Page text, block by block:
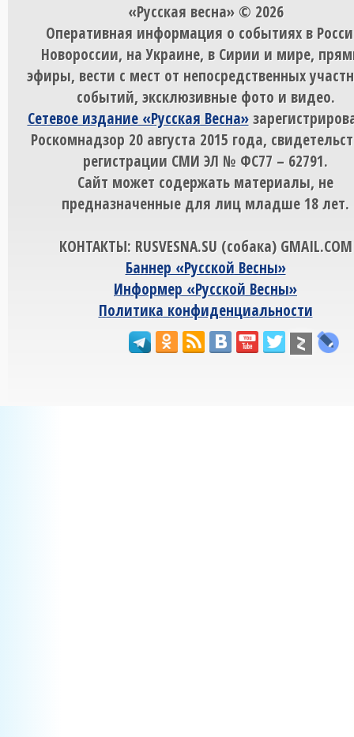
«Русская весна» © 2026
Оперативная информация о событиях в
Новороссии, на Украине, в Сирии и мире,
эфиры, вести с мест от непосредственных
событий, эксклюзивные фото и видео.
Сетевое издание «Русская Весна»
Роскомнадзор 20 августа 2015 года,
регистрации СМИ ЭЛ № ФС77 – 62791.
Сайт может содержать материалы, не
предназначенные для лиц младше 18 лет.
КОНТАКТЫ: RUSVESNA.SU (собака) GMAIL.COM
Баннер «Русской Весны»
Информер «Русской Весны»
Политика конфиденциальности